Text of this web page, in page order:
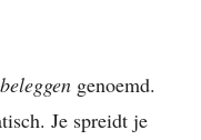
genoemd.
Je spreidt je